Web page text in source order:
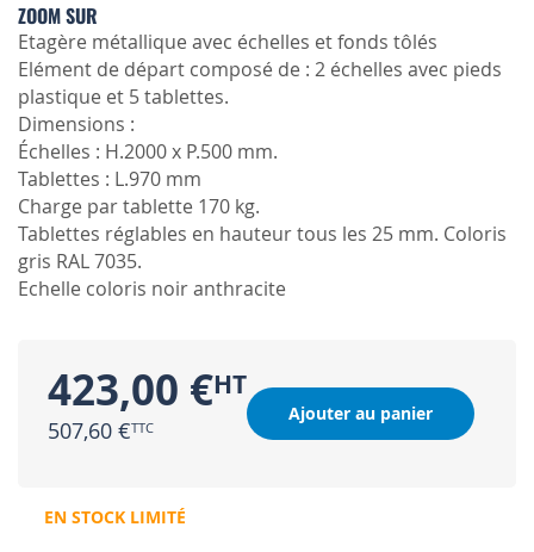
ZOOM SUR
Etagère métallique avec échelles et fonds tôlés
Elément de départ composé de : 2 échelles avec pieds
plastique et 5 tablettes.
Dimensions :
Échelles : H.2000 x P.500 mm.
Tablettes : L.970 mm
Charge par tablette 170 kg.
Tablettes réglables en hauteur tous les 25 mm. Coloris
gris RAL 7035.
Echelle coloris noir anthracite
423,00 €
507,60 €
Ajouter au panier
EN STOCK LIMITÉ